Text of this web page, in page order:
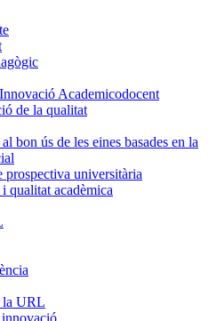
Academicodocent
de la qualitat
bon ús de les eines basades en la
prospectiva universitària
qualitat acadèmica
la URL